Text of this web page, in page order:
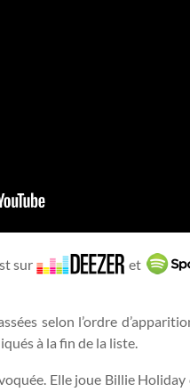
sur et
selon l’ordre
à la fin de la liste.
Elle joue Billie